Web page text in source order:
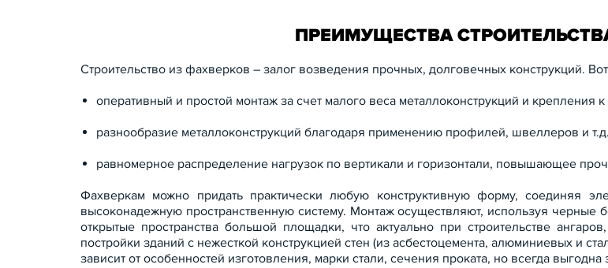
ПРЕИМУЩЕСТВА
Строительство из фахверков – залог возведения прочных, долговечных конструкций.
оперативный и простой монтаж за счет малого веса металлоконструкций и крепления
разнообразие металлоконструкций благодаря применению профилей, швеллеров и
равномерное распределение нагрузок по вертикали и горизонтали, повышающее
Фахверкам можно придать практически любую конструктивную форму, соединяя
высоконадежную пространственную систему. Монтаж осуществляют, используя черные
открытые пространства большой площадки, что актуально при строительстве
постройки зданий с нежесткой конструкцией стен (из асбестоцемента, алюминиевых и
зависит от особенностей изготовления, марки стали, сечения проката, но всегда выгодна